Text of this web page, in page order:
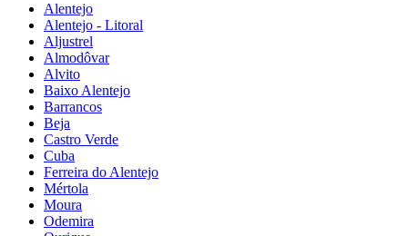
Alentejo
Alentejo - Litoral
Aljustrel
Almodôvar
Alvito
Baixo Alentejo
Barrancos
Beja
Castro Verde
Cuba
Ferreira do Alentejo
Mértola
Moura
Odemira